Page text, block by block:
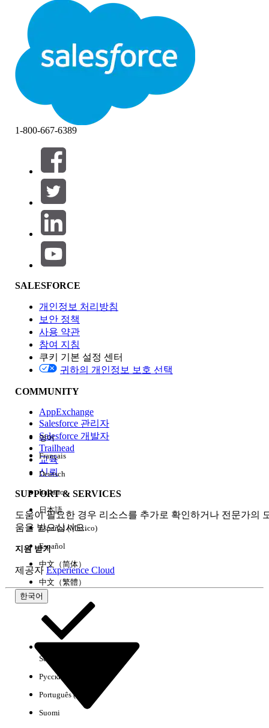
필터 (0)
필터 선택
제품 영역
기능 영향
Edition
경험
1-800-667-6389
SALESFORCE
개인정보 처리방침
보안 정책
사용 약관
참여 지침
쿠키 기본 설정 센터
귀하의 개인정보 보호 선택
COMMUNITY
AppExchange
Salesforce 관리자
Salesforce 개발자
Trailhead
교육
신뢰
SUPPORT & SERVICES
도움이 필요한 경우 리소스를 추가로 확인하거나 전문가의
움을 받으십시오.
지원 받기
제공자 Experience Cloud
한국어
영어
Français
Deutsch
Italiano
日本語
Español (México)
Español
中文（简体）
中文（繁體）
Select Org
Русский
Português (Brasil)
Suomi